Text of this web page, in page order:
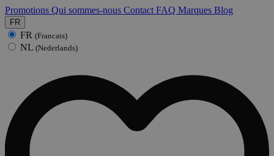
Promotions Qui sommes-nous Contact FAQ Marques Blog
FR
FR (Francais)
NL (Nederlands)